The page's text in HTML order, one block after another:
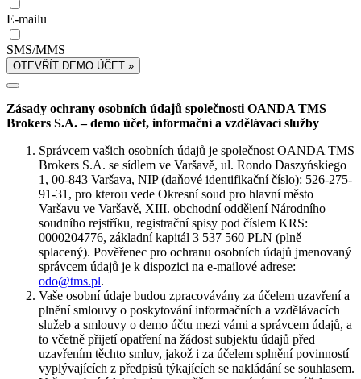
E-mailu
SMS/MMS
OTEVŘÍT DEMO ÚČET »
Zásady ochrany osobních údajů společnosti OANDA TMS
Brokers S.A. – demo účet, informační a vzdělávací služby
Správcem vašich osobních údajů je společnost OANDA TMS
Brokers S.A. se sídlem ve Varšavě, ul. Rondo Daszyńskiego
1, 00-843 Varšava, NIP (daňové identifikační číslo): 526-275-
91-31, pro kterou vede Okresní soud pro hlavní město
Varšavu ve Varšavě, XIII. obchodní oddělení Národního
soudního rejstříku, registrační spisy pod číslem KRS:
0000204776, základní kapitál 3 537 560 PLN (plně
splacený). Pověřenec pro ochranu osobních údajů jmenovaný
správcem údajů je k dispozici na e-mailové adrese:
odo@tms.pl.
Vaše osobní údaje budou zpracovávány za účelem uzavření a
plnění smlouvy o poskytování informačních a vzdělávacích
služeb a smlouvy o demo účtu mezi vámi a správcem údajů, a
to včetně přijetí opatření na žádost subjektu údajů před
uzavřením těchto smluv, jakož i za účelem splnění povinností
vyplývajících z předpisů týkajících se nakládání se souhlasem.